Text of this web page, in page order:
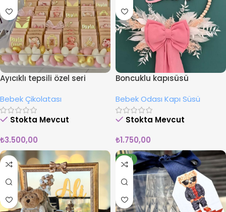
Ayıcıklı tepsili özel seri
Bebek Çikolatası
Stokta Mevcut
₺3.500,00
Boncuklu kapısüsü
Bebek Odası Kapı Süsü
Stokta Mevcut
₺1.750,00
YENI